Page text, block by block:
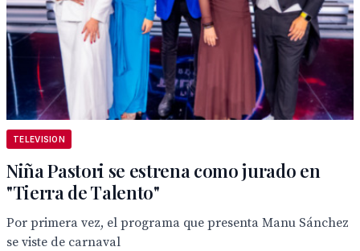
TELEVISION
Niña Pastori se estrena como jurado en
"Tierra de Talento"
Por primera vez, el programa que presenta Manu Sánchez
se viste de carnaval